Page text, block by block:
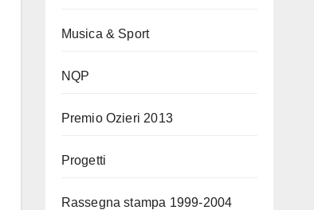
Musica & Sport
NQP
Premio Ozieri 2013
Progetti
Rassegna stampa 1999-2004